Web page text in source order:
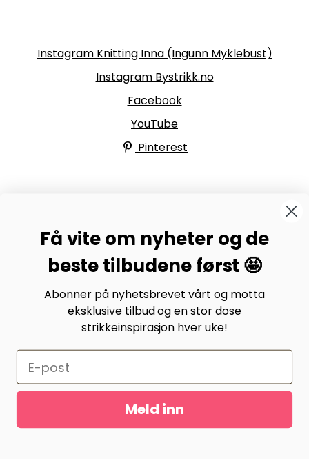
Instagram Knitting Inna (Ingunn Myklebust)
Instagram Bystrikk.no
Facebook
YouTube
Pinterest
Bli medlem av Bystrikk-forumet vårt på Facebook og
møt både designere og teststrikkere, samt 31.000
andre Bystrikkere som deler erfaringer, bilder og
inspirasjon.
Bli medlem her.
Få vite om nyheter og de
beste tilbudene først 🤩
Abonner på nyhetsbrevet vårt og motta
eksklusive tilbud og en stor dose
strikkeinspirasjon hver uke!
Meld inn